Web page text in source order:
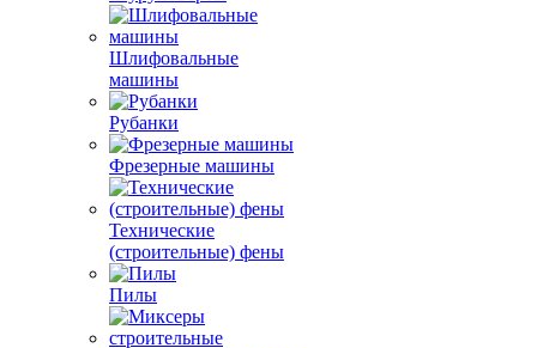
Шлифовальные
машины
Рубанки
Фрезерные машины
Технические
(строительные) фены
Пилы